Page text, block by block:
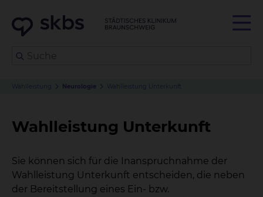
Wahlleistung Neurologie Wahlleistung Unterkunft
Wahlleistung Unterkunft
Sie können sich für die Inanspruchnahme der
Wahlleistung Unterkunft entscheiden, die neben
der Bereitstellung eines Ein- bzw.